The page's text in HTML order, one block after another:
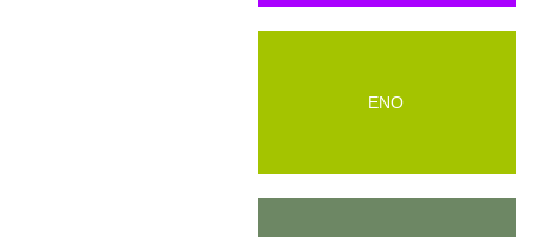
ENO